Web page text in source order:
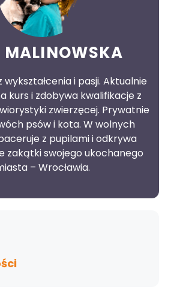
MALINOWSKA
i pasji. Aktualnie
kurs i zdobywa kwalifikacje z
zwierzęcej. Prywatnie
psów i kota. W wolnych
z pupilami i odkrywa
zakątki swojego ukochanego
– Wrocławia.